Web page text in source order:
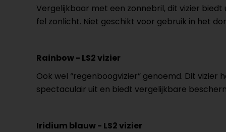
Vergelijkbaar met een zonnebril, dit vizier
fel zonlicht. Niet geschikt voor gebruik in het
Rainbow - LS2 vizier
Ook wel “regenboogvizier” genoemd. Dit
spectaculair uit en biedt vergelijkbare
Iridium blauw - LS2 vizier